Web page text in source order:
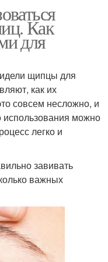
Как
для
щипцы для
как их
совсем несложно, и
использования можно
легко и
завивать
важных